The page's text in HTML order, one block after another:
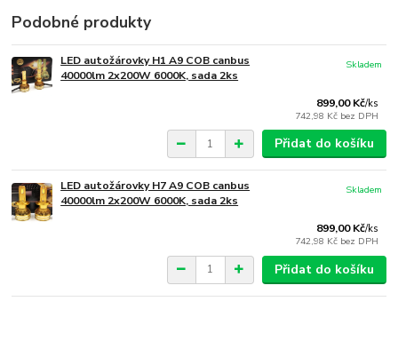
Podobné produkty
LED autožárovky H1 A9 COB canbus
40000lm 2x200W 6000K, sada 2ks
899,00 Kč/ks
742,98 Kč bez DPH
Skladem
Přidat do košíku
LED autožárovky H7 A9 COB canbus
40000lm 2x200W 6000K, sada 2ks
899,00 Kč/ks
742,98 Kč bez DPH
Skladem
Přidat do košíku